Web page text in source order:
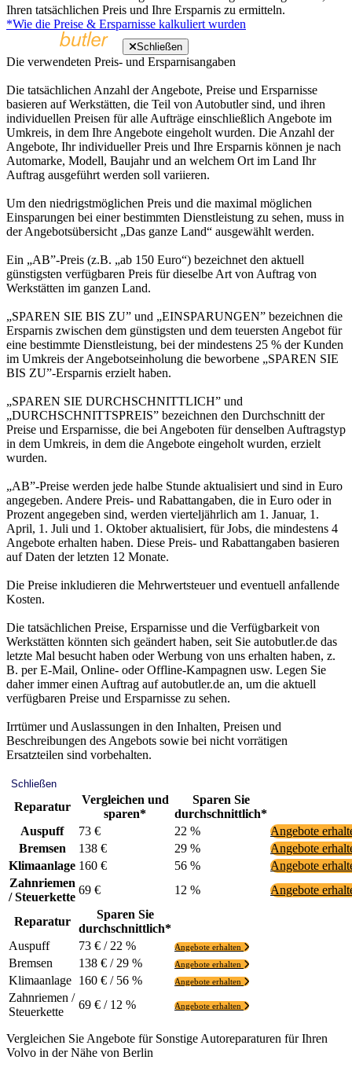
Ihren tatsächlichen Preis und Ihre Ersparnis zu ermitteln.
*Wie die Preise & Ersparnisse kalkuliert wurden
Schließen
Die verwendeten Preis- und Ersparnisangaben
Die tatsächlichen Anzahl der Angebote, Preise und Ersparnisse
basieren auf Werkstätten, die Teil von Autobutler sind, und ihren
individuellen Preisen für alle Aufträge einschließlich Angebote im
Umkreis, in dem Ihre Angebote eingeholt wurden. Die Anzahl der
Angebote, Ihr individueller Preis und Ihre Ersparnis können je nach
Automarke, Modell, Baujahr und an welchem Ort im Land Ihr
Auftrag ausgeführt werden soll variieren.
Um den niedrigstmöglichen Preis und die maximal möglichen
Einsparungen bei einer bestimmten Dienstleistung zu sehen, muss in
der Angebotsübersicht „Das ganze Land“ ausgewählt werden.
Ein „AB”-Preis (z.B. „ab 150 Euro“) bezeichnet den aktuell
günstigsten verfügbaren Preis für dieselbe Art von Auftrag von
Werkstätten im ganzen Land.
„SPAREN SIE BIS ZU” und „EINSPARUNGEN” bezeichnen die
Ersparnis zwischen dem günstigsten und dem teuersten Angebot für
eine bestimmte Dienstleistung, bei der mindestens 25 % der Kunden
im Umkreis der Angebotseinholung die beworbene „SPAREN SIE
BIS ZU”-Ersparnis erzielt haben.
„SPAREN SIE DURCHSCHNITTLICH” und
„DURCHSCHNITTSPREIS” bezeichnen den Durchschnitt der
Preise und Ersparnisse, die bei Angeboten für denselben Auftragstyp
in dem Umkreis, in dem die Angebote eingeholt wurden, erzielt
wurden.
„AB”-Preise werden jede halbe Stunde aktualisiert und sind in Euro
angegeben. Andere Preis- und Rabattangaben, die in Euro oder in
Prozent angegeben sind, werden vierteljährlich am 1. Januar, 1.
April, 1. Juli und 1. Oktober aktualisiert, für Jobs, die mindestens 4
Angebote erhalten haben. Diese Preis- und Rabattangaben basieren
auf Daten der letzten 12 Monate.
Die Preise inkludieren die Mehrwertsteuer und eventuell anfallende
Kosten.
Die tatsächlichen Preise, Ersparnisse und die Verfügbarkeit von
Werkstätten könnten sich geändert haben, seit Sie autobutler.de das
letzte Mal besucht haben oder Werbung von uns erhalten haben, z.
B. per E-Mail, Online- oder Offline-Kampagnen usw. Legen Sie
daher immer einen Auftrag auf autobutler.de an, um die aktuell
verfügbaren Preise und Ersparnisse zu sehen.
Irrtümer und Auslassungen in den Inhalten, Preisen und
Beschreibungen des Angebots sowie bei nicht vorrätigen
Ersatzteilen sind vorbehalten.
Schließen
Reparatur
Vergleichen und
sparen*
Sparen Sie
durchschnittlich*
Auspuff
73 € 22 %
Angebote
Bremsen
138 € 29 %
Angebote
Klimaanlage 160 € 56 %
Angebote
Zahnriemen
/ Steuerkette
69 € 12 % Angebote
Reparatur
Sparen Sie
durchschnittlich*
Auspuff
73 € / 22 % Angebote erhalten
Bremsen 138 € / 29 % Angebote erhalten
Klimaanlage 160 € / 56 % Angebote erhalten
Zahnriemen /
Steuerkette
69 € / 12 % Angebote erhalten
Vergleichen Sie Angebote für Sonstige Autoreparaturen für Ihren
Volvo in der Nähe von Berlin